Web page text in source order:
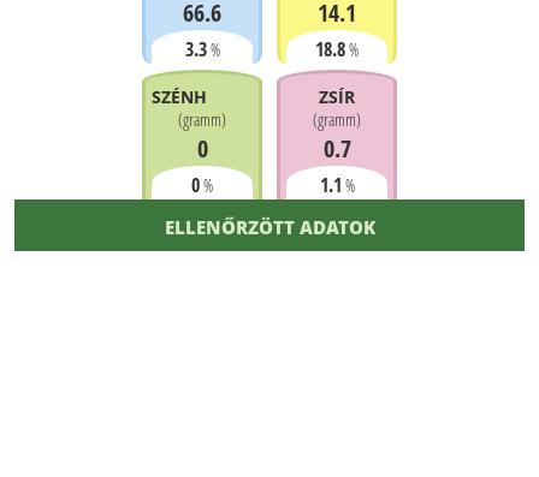
66.6
3.3%
14.1
18.8%
SZÉNHIDRÁT
(gramm)
0
0%
ZSÍR
(gramm)
0.7
1.1 %
ELLENŐRZÖTT ADATOK